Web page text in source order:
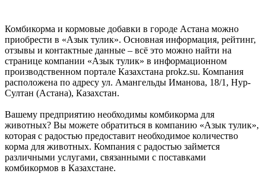
Комбикорма и кормовые добавки в городе Астана можно
приобрести в «Азык тулик». Основная информация, рейтинг,
отзывы и контактные данные – всё это можно найти на
странице компании «Азык тулик» в информационном
производственном портале Казахстана prokz.su. Компания
расположена по адресу ул. Амангельды Иманова, 18/1, Нур-
Султан (Астана), Казахстан.
Вашему предприятию необходимы комбикорма для
животных? Вы можете обратиться в компанию «Азык тулик»,
которая с радостью предоставит необходимое количество
корма для животных. Компания с радостью займется
различными услугами, связанными с поставками
комбикормов в Казахстане.